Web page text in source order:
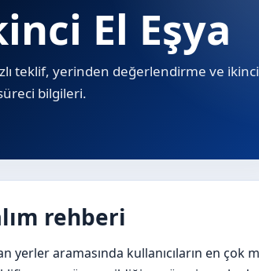
El Eşya
teklif, yerinden değerlendirme ve i̇kinci
bilgileri.
rehberi
yerler aramasında kullanıcıların en çok